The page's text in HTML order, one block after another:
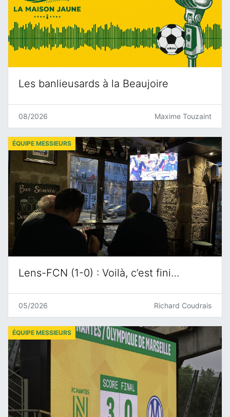
Les banlieusards à la Beaujoire
08/2026 Maxime Touzaint
Lens-FCN (1-0) : Voilà, c’est fini…
ÉQUIPE MESSIEURS
05/2026 Richard Coudrais
ÉQUIPE MESSIEURS